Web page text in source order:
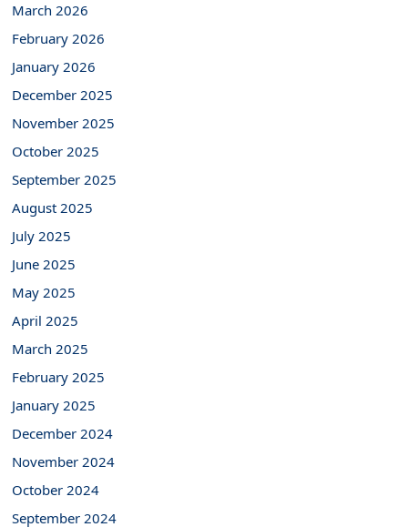
March 2026
February 2026
January 2026
December 2025
November 2025
October 2025
September 2025
August 2025
July 2025
June 2025
May 2025
April 2025
March 2025
February 2025
January 2025
December 2024
November 2024
October 2024
September 2024